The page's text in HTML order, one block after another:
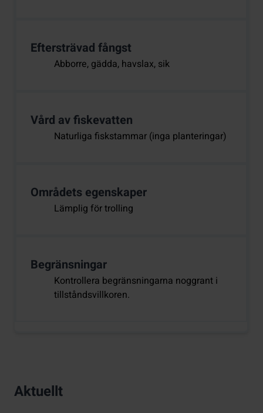
Eftersträvad fångst
Abborre, gädda, havslax, sik
Vård av fiskevatten
Naturliga fiskstammar (inga planteringar)
Områdets egenskaper
Lämplig för trolling
Begränsningar
Kontrollera begränsningarna noggrant i
tillståndsvillkoren.
Aktuellt